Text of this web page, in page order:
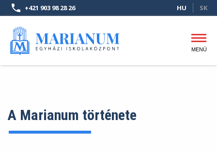
Ugrás
a
tartalomra
+421 903 98 28 26 HU SK
Fő
MENÜ
A Marianum története